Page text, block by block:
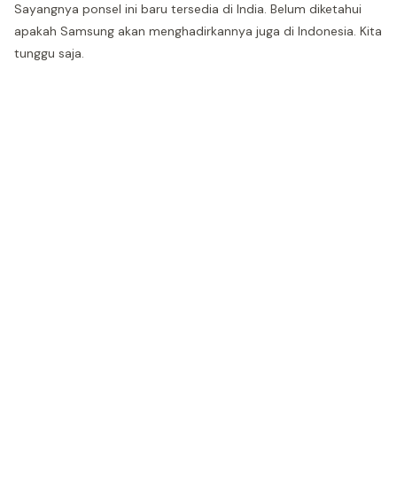
Sayangnya ponsel ini baru tersedia di India. Belum diketahui
apakah Samsung akan menghadirkannya juga di Indonesia. Kita
tunggu saja.